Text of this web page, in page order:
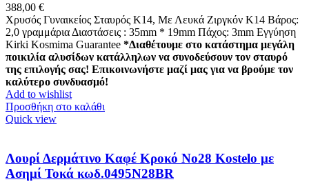
388,00 €
Xρυσός Γυναικείος Σταυρός Κ14, Με Λευκά Ζιργκόν K14 Βάρος:
2,0 γραμμάρια Διαστάσεις : 35mm * 19mm Πάχος: 3mm Εγγύηση
Kirki Kosmima Guarantee *Διαθέτουμε στο κατάστημα μεγάλη
ποικιλία αλυσίδων κατάλληλων να συνοδεύσουν τον σταυρό
της επιλογής σας! Επικοινωνήστε μαζί μας για να βρούμε τον
καλύτερο συνδυασμό!
Add to wishlist
Προσθήκη στο καλάθι
Quick view
Λουρί Δερμάτινο Καφέ Κροκό No28 Kostelo με
Ασημί Τοκά κωδ.0495N28BR